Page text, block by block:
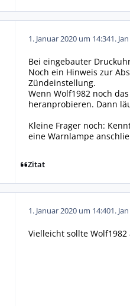
1. Januar 2020 um 14:341.
Bei eingebauter
Noch ein Hinweis zur
Zündeinstellung.
Wenn Wolf1982 noch
heranprobieren. Dann
Kleine Frager noch:
eine Warnlampe
Zitat
1. Januar 2020 um 14:401.
Vielleicht sollte